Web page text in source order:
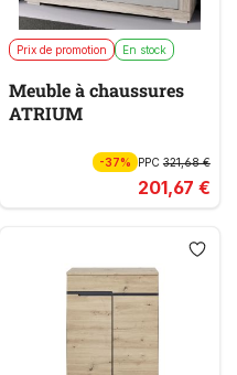
Prix de promotion En stock
Meuble à chaussures
ATRIUM
-37% PPC321,68 €
201,67 €